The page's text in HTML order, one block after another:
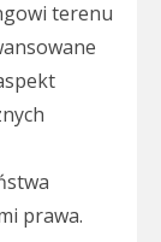
terenu
prawa.